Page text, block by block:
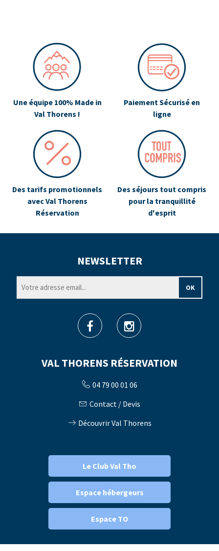
Une équipe 100% Made in
Val Thorens !
Paiement Sécurisé en
ligne
Des tarifs promotionnels
avec Val Thorens
Réservation
Des séjours tout compris
pour la tranquillité
d'esprit
VAL THORENS RÉSERVATION
04 79 00 01 06
Contact / Devis
Découvrir Val Thorens
NEWSLETTER
Le Club Val Tho
Espace hébergeurs
Espace TO